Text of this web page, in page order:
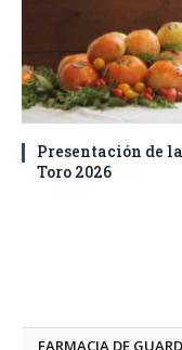
Presentación de
Toro 2026
FARMACIA DE